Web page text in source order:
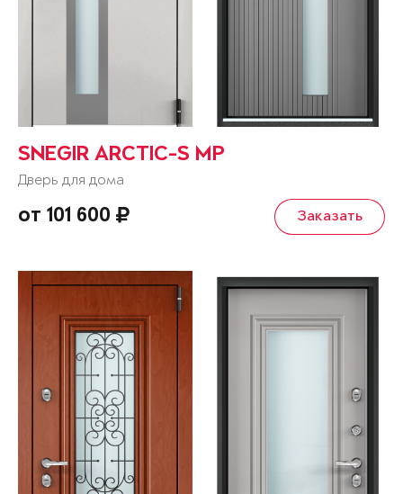
SNEGIR ARCTIC-S MP
Дверь для дома
от 101 600 Заказать